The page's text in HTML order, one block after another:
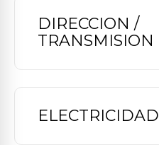
DIRECCION /
TRANSMISION
ELECTRICIDAD